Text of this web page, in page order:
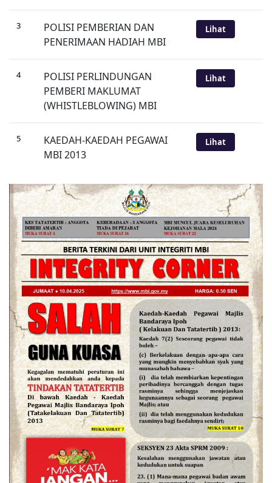
3
POLISI PEMBERIAN DAN
PENERIMAAN HADIAH MBI
Lihat
4
POLISI PERLINDUNGAN
PEMBERI MAKLUMAT
(WHISTLEBLOWING) MBI
Lihat
5
KAEDAH-KAEDAH PEGAWAI
MBI 2013
Lihat